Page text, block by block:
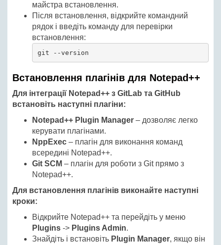
майстра встановлення.
Після встановлення, відкрийте командний
рядок і введіть команду для перевірки
встановлення:
git --version
Встановлення плагінів для Notepad++
Для інтеграції Notepad++ з GitLab та GitHub
встановіть наступні плагіни:
Notepad++ Plugin Manager – дозволяє легко
керувати плагінами.
NppExec – плагін для виконання команд
всередині Notepad++.
Git SCM – плагін для роботи з Git прямо з
Notepad++.
Для встановлення плагінів виконайте наступні
кроки:
Відкрийте Notepad++ та перейдіть у меню
Plugins -> Plugins Admin.
Знайдіть і встановіть Plugin Manager, якщо він